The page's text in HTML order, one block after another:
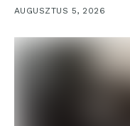
AUGUSZTUS 5, 2026